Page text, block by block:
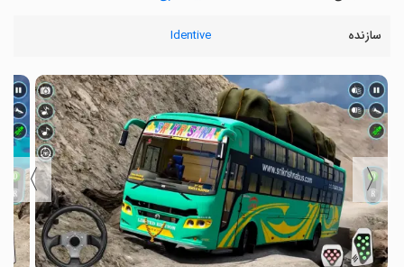
سازنده Identive
〈
〉